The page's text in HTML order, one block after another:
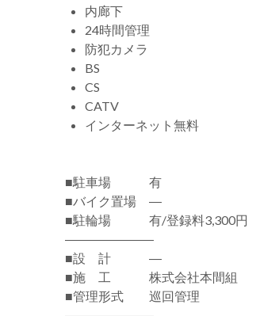
内廊下
24時間管理
防犯カメラ
BS
CS
CATV
インターネット無料
■駐車場 有
■バイク置場 ―
■駐輪場 有/登録料3,300円
―――――――
■設 計 ―
■施 工 株式会社本間組
■管理形式 巡回管理